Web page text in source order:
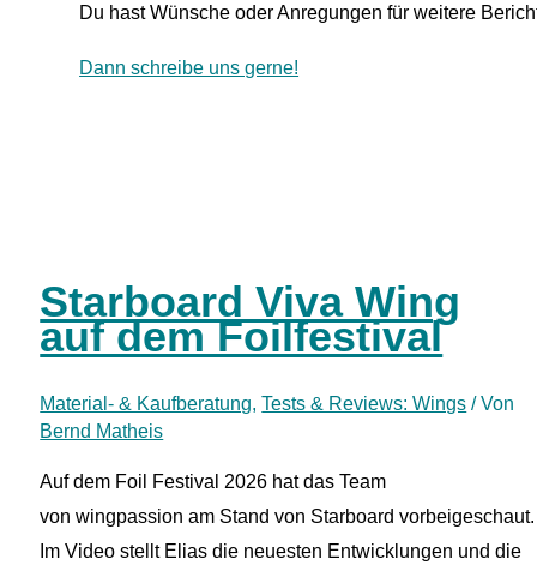
Du hast Wünsche oder Anregungen für weitere
Dann schreibe uns gerne!
Starboard Viva Wing
auf dem Foilfestival
Material- & Kaufberatung,Tests & Reviews: Wings / Von
Bernd Matheis
Auf dem Foil Festival 2026 hat das Team
von wingpassion am Stand von Starboard vorbeigeschaut.
Im Video stellt Elias die neuesten Entwicklungen und die